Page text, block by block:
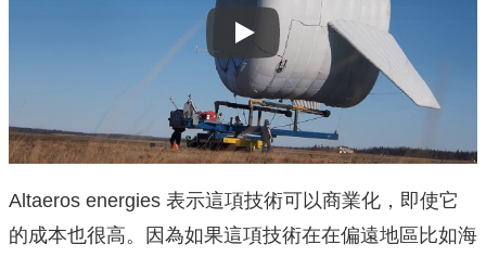
Play
Altaeros energies 表示這項技術可以商業化，即使它
的成本也很高。因為如果這項技術在在偏遠地區比如海